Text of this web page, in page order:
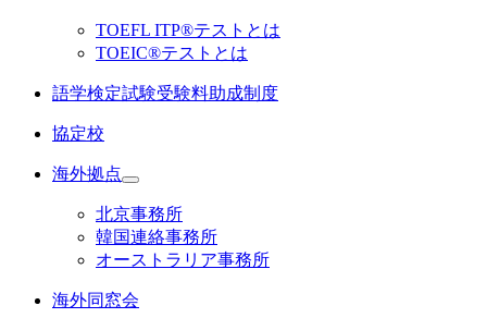
TOEFL ITP®テストとは
TOEIC®テストとは
語学検定試験受験料助成制度
協定校
海外拠点
北京事務所
韓国連絡事務所
オーストラリア事務所
海外同窓会